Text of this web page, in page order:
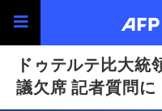
ドゥテルテ比大
議欠席 記者質問に